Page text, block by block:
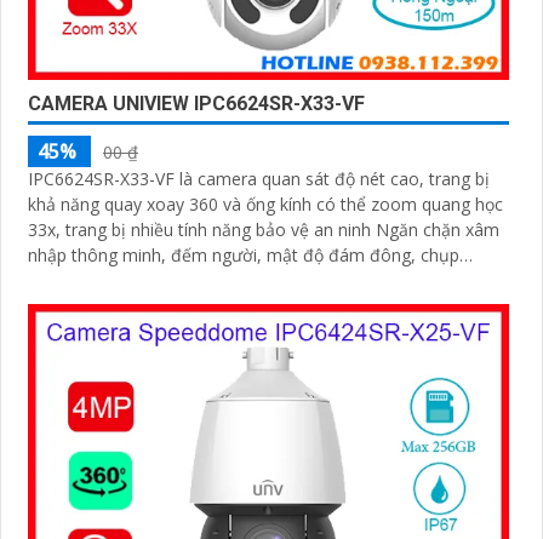
CAMERA UNIVIEW IPC6624SR-X33-VF
45%
00 ₫
IPC6624SR-X33-VF là camera quan sát độ nét cao, trang bị
khả năng quay xoay 360 và ống kính có thể zoom quang học
33x, trang bị nhiều tính năng bảo vệ an ninh Ngăn chặn xâm
nhập thông minh, đếm người, mật độ đám đông, chụp